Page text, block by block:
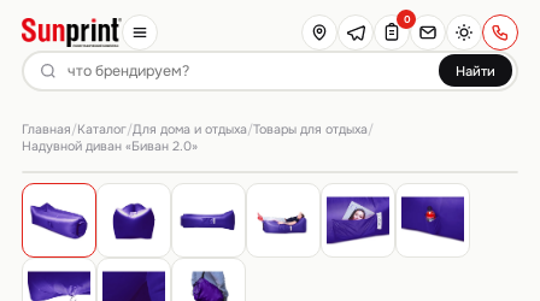
Найти
0
Главная/Каталог/Для дома и отдыха/Товары для отдыха/
Надувной диван «Биван 2.0»